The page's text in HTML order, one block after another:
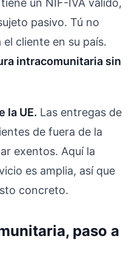
pasivo. Tú no
cliente en su país.
intracomunitaria sin
la UE. Las entregas de
de fuera de la
exentos. Aquí la
es amplia, así que
concreto.
paso a